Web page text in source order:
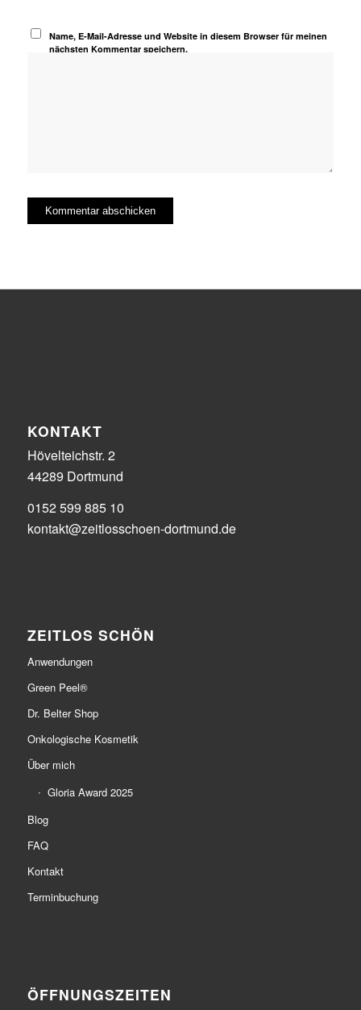
Name, E-Mail-Adresse und Website in diesem Browser für meinen
nächsten Kommentar speichern.
KONTAKT
Hövelteichstr. 2
44289 Dortmund
0152 599 885 10
kontakt@zeitlosschoen-dortmund.de
ZEITLOS SCHÖN
Anwendungen
Green Peel®
Dr. Belter Shop
Onkologische Kosmetik
Über mich
Gloria Award 2025
Blog
FAQ
Kontakt
Terminbuchung
ÖFFNUNGSZEITEN